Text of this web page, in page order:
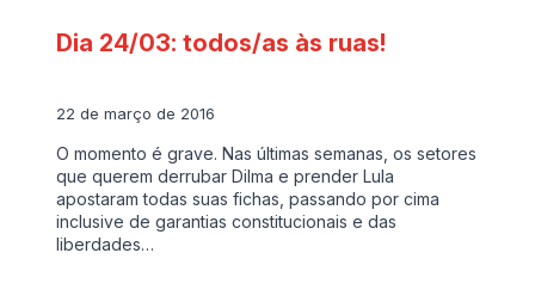
Dia 24/03: todos/as às ruas!
22 de março de 2016
O momento é grave. Nas últimas semanas, os setores
que querem derrubar Dilma e prender Lula
apostaram todas suas fichas, passando por cima
inclusive de garantias constitucionais e das
liberdades…